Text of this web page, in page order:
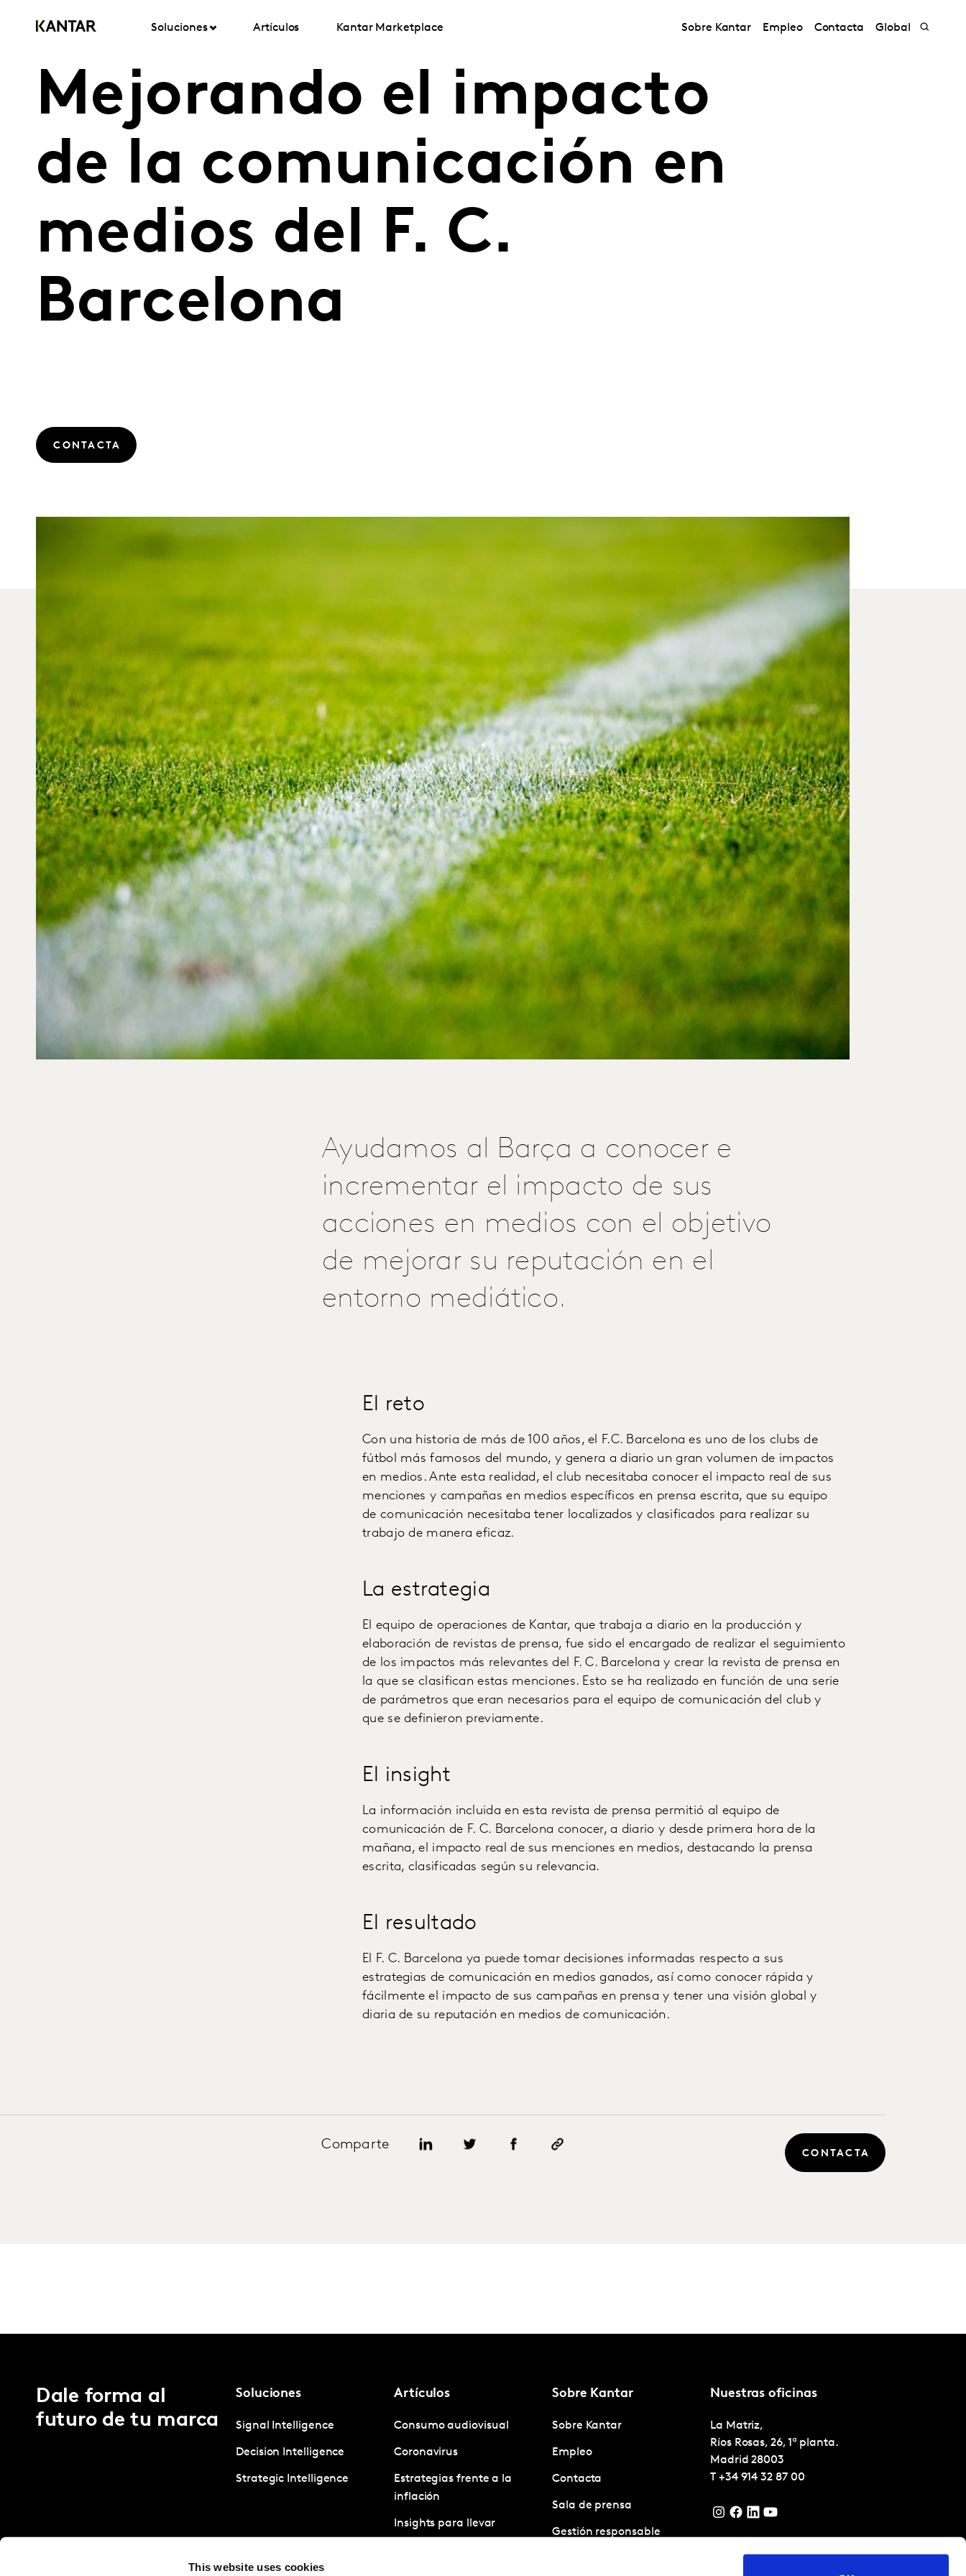
This website uses cookies
Soluciones Artículos Kantar Marketplace Sobre Kantar Empleo Contacta Global
Mejorando el impacto
de la comunicación en
medios del F. C.
Barcelona
CONTACTA
Ayudamos al Barça a conocer e
incrementar el impacto de sus
acciones en medios con el objetivo
de mejorar su reputación en el
entorno mediático.
El reto
Con una historia de más de 100 años, el F.C. Barcelona es uno de los clubs de
fútbol más famosos del mundo, y genera a diario un gran volumen de impactos
en medios. Ante esta realidad, el club necesitaba conocer el impacto real de sus
menciones y campañas en medios específicos en prensa escrita, que su equipo
de comunicación necesitaba tener localizados y clasificados para realizar su
trabajo de manera eficaz.
La estrategia
El equipo de operaciones de Kantar, que trabaja a diario en la producción y
elaboración de revistas de prensa, fue sido el encargado de realizar el seguimiento
de los impactos más relevantes del F. C. Barcelona y crear la revista de prensa en
la que se clasifican estas menciones. Esto se ha realizado en función de una serie
de parámetros que eran necesarios para el equipo de comunicación del club y
que se definieron previamente.
El insight
La información incluida en esta revista de prensa permitió al equipo de
comunicación de F. C. Barcelona conocer, a diario y desde primera hora de la
mañana, el impacto real de sus menciones en medios, destacando la prensa
escrita, clasificadas según su relevancia.
El resultado
El F. C. Barcelona ya puede tomar decisiones informadas respecto a sus
estrategias de comunicación en medios ganados, así como conocer rápida y
fácilmente el impacto de sus campañas en prensa y tener una visión global y
diaria de su reputación en medios de comunicación.
Comparte
CONTACTA
Dale forma al
futuro de tu marca
Soluciones
Signal Intelligence
Decision Intelligence
Strategic Intelligence
Artículos
Consumo audiovisual
Coronavirus
Estrategias frente a la
inflación
Insights para llevar
Sobre Kantar
Sobre Kantar
Empleo
Contacta
Sala de prensa
Gestión responsable
Nuestras oficinas
La Matriz,
Ríos Rosas, 26, 1ª planta.
Madrid 28003
T +34 914 32 87 00